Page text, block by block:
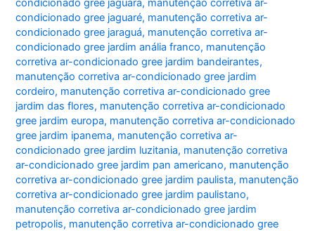
condicionado gree jaguara, manutenção corretiva ar-
condicionado gree jaguaré, manutenção corretiva ar-
condicionado gree jaraguá, manutenção corretiva ar-
condicionado gree jardim anália franco, manutenção
corretiva ar-condicionado gree jardim bandeirantes,
manutenção corretiva ar-condicionado gree jardim
cordeiro, manutenção corretiva ar-condicionado gree
jardim das flores, manutenção corretiva ar-condicionado
gree jardim europa, manutenção corretiva ar-condicionado
gree jardim ipanema, manutenção corretiva ar-
condicionado gree jardim luzitania, manutenção corretiva
ar-condicionado gree jardim pan americano, manutenção
corretiva ar-condicionado gree jardim paulista, manutenção
corretiva ar-condicionado gree jardim paulistano,
manutenção corretiva ar-condicionado gree jardim
petropolis, manutenção corretiva ar-condicionado gree